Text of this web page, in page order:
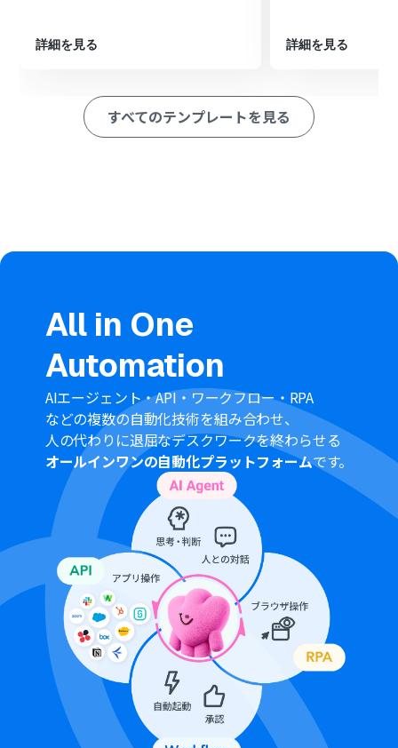
ど）を抽出するように指定します。
プで抽出した各データを、指定したスプレッドシートの
対応する列に追加します。
※「トリガー」：フロー起動のきっかけとなるアクション、「オ
ルに付与するラベル名を任意で指定してください。
出項目として設定するかを定義できます。
Google スプレッドシートの「レコードを追加する」オペ
レーションでは、データを追加する対象のスプレッドシ
ートIDやシート名、そしてAI機能で抽出した各データ項目
をシートのどの列に紐付けるかを設定します。また、特定
の列に固定値を入力する設定も可能です。
注意事項
Gmail、Google スプレッドシートのそれぞれとYoomを
連携してください。
トリガーは5分、10分、15分、30分、60分の間隔で起動
間隔を選択できます。
プランによって最短の起動間隔が異なりますので、ご注意
ください。
詳細を見る 詳細を見る
すべてのテンプレートを見る
All in One
Automation
AIエージェント・API・ワークフロー・RPA
などの複数の自動化技術を組み合わせ、
人の代わりに退屈なデスクワークを終わらせる
オールインワンの自動化プラットフォームです。